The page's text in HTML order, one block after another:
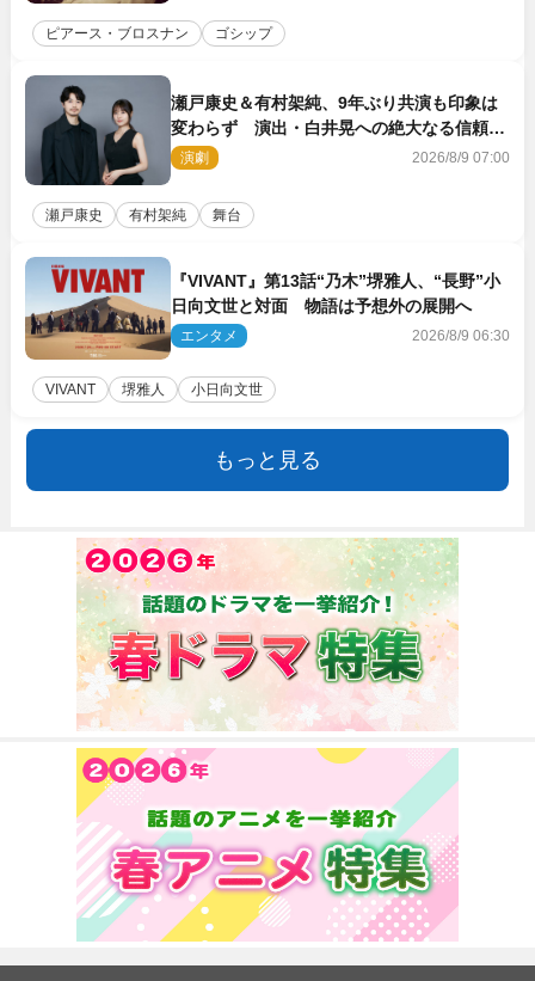
ピアース・ブロスナン ゴシップ
瀬戸康史＆有村架純、9年ぶり共演も印象は
変わらず 演出・白井晃への絶大なる信頼を
胸に舞台『キュー』に挑む
演劇 2026/8/9 07:00
瀬戸康史 有村架純 舞台
『VIVANT』第13話“乃木”堺雅人、“長野”小
日向文世と対面 物語は予想外の展開へ
エンタメ 2026/8/9 06:30
VIVANT 堺雅人 小日向文世
もっと見る